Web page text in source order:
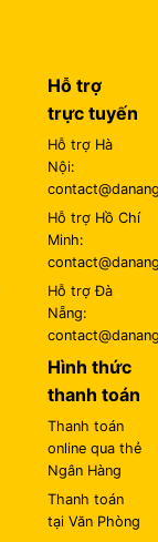
Hỗ trợ
trực tuyến
Hỗ trợ Hà
Nội:
Hỗ trợ Hồ Chí
Minh:
Hỗ trợ Đà
Nẵng:
Hình thức
thanh toán
Thanh toán
online qua thẻ
Ngân Hàng
Thanh toán
tại Văn Phòng